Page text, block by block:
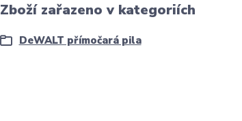
Zboží zařazeno v kategoriích
DeWALT přímočará pila